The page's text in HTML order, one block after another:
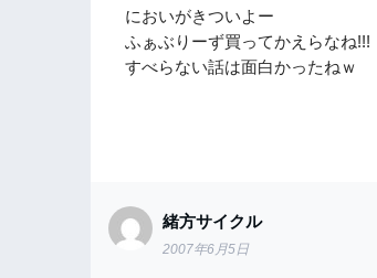
においがきついよー
ふぁぶりーず買ってかえらなね!!!
すべらない話は面白かったねｗ
緒方サイクル
2007年6月5日